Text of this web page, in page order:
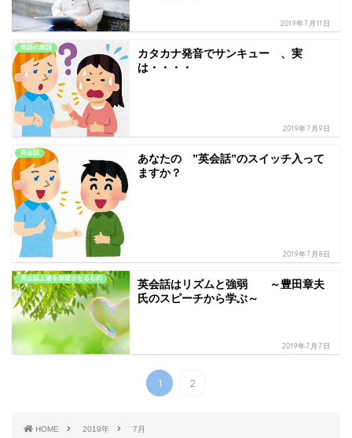
2019年7月11日
英語の単語
カタカナ発音でサンキュー 、実
は・・・・
2019年7月9日
英会話
あなたの ”英会話”のスイッチ入って
ますか？
2019年7月8日
英会話上達を加速させるもの
英会話はリズムと強弱 ～豊田章夫
氏のスピーチから学ぶ～
2019年7月7日
1 2
HOME 2019年 7月